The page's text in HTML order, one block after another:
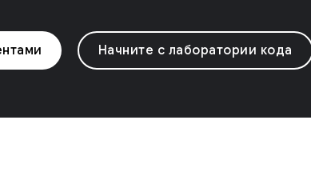
Начните с лаборатории кода